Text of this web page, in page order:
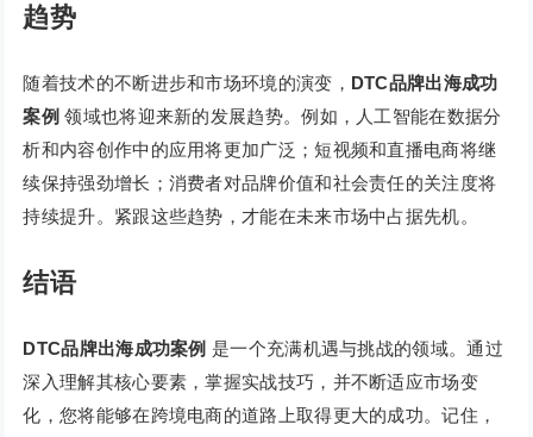
趋势
随着技术的不断进步和市场环境的演变， DTC品牌出海成功
案例 领域也将迎来新的发展趋势。例如，人工智能在数据分
析和内容创作中的应用将更加广泛；短视频和直播电商将继
续保持强劲增长；消费者对品牌价值和社会责任的关注度将
持续提升。紧跟这些趋势，才能在未来市场中占据先机。
结语
DTC品牌出海成功案例 是一个充满机遇与挑战的领域。通过
深入理解其核心要素，掌握实战技巧，并不断适应市场变
化，您将能够在跨境电商的道路上取得更大的成功。记住，